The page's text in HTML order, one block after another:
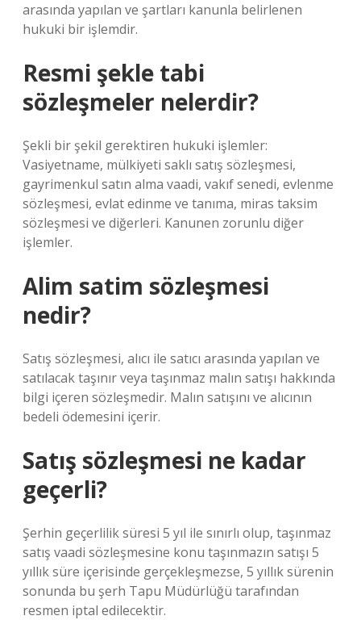
arasında yapılan ve şartları kanunla belirlenen
hukuki bir işlemdir.
Resmi şekle tabi
sözleşmeler nelerdir?
Şekli bir şekil gerektiren hukuki işlemler:
Vasiyetname, mülkiyeti saklı satış sözleşmesi,
gayrimenkul satın alma vaadi, vakıf senedi, evlenme
sözleşmesi, evlat edinme ve tanıma, miras taksim
sözleşmesi ve diğerleri. Kanunen zorunlu diğer
işlemler.
Alim satim sözleşmesi
nedir?
Satış sözleşmesi, alıcı ile satıcı arasında yapılan ve
satılacak taşınır veya taşınmaz malın satışı hakkında
bilgi içeren sözleşmedir. Malın satışını ve alıcının
bedeli ödemesini içerir.
Satış sözleşmesi ne kadar
geçerli?
Şerhin geçerlilik süresi 5 yıl ile sınırlı olup, taşınmaz
satış vaadi sözleşmesine konu taşınmazın satışı 5
yıllık süre içerisinde gerçekleşmezse, 5 yıllık sürenin
sonunda bu şerh Tapu Müdürlüğü tarafından
resmen iptal edilecektir.